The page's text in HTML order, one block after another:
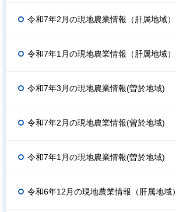
令和7年2月の現地農業情報（肝属地域）
令和7年1月の現地農業情報（肝属地域）
令和7年3月の現地農業情報(曽於地域)
令和7年2月の現地農業情報(曽於地域)
令和7年1月の現地農業情報(曽於地域)
令和6年12月の現地農業情報（肝属地域）